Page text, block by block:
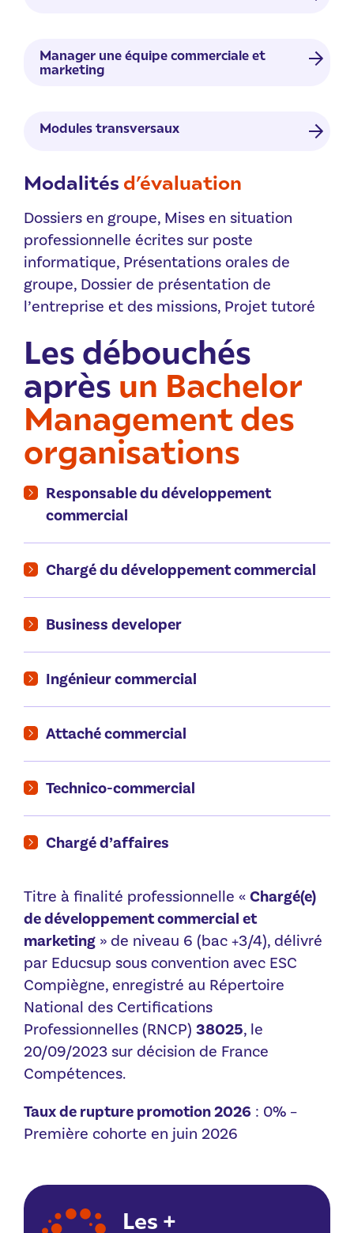
Définir le positionnement de l’offre et la
Évaluer et suivre le déploiement du
plan marketing et communication
Définir et concevoir un projet
Piloter et optimiser un projet au moyen
de tableaux de bord
Manager une équipe commerciale et
marketing
Manager et animer une équipe
Accompagner le changement et le
développement des compétences
Modules transversaux
LV1 : Anglais commercial & professionnel
Start’Up
Learning Expedition
Modalités d’évaluation
Dossiers en groupe, Mises en situation
professionnelle écrites sur poste
informatique, Présentations orales de
groupe, Dossier de présentation de
l’entreprise et des missions, Projet tutoré
Les débouchés
après un Bachelor
Management des
organisations
Responsable du développement
commercial
Chargé du développement commercial
Business developer
Ingénieur commercial
Attaché commercial
Technico-commercial
Chargé d’affaires
Titre à finalité professionnelle «Chargé(e)
de développement commercial et
marketing » de niveau 6 (bac +3/4), délivré
par Educsup sous convention avec ESC
Compiègne, enregistré au Répertoire
National des Certifications
Professionnelles (RNCP) 38025, le
20/09/2023 sur décision de France
Compétences.
Taux de rupture promotion 2026 : 0% –
Première cohorte en juin 2026
Les +